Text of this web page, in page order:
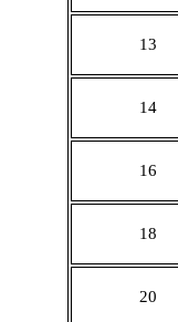
13
14
16
18
20